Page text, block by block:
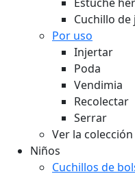
Cuchillo de
Por uso
Injertar
Poda
Vendimia
Recolectar
Serrar
Ver la colección
Niños
Cuchillos de